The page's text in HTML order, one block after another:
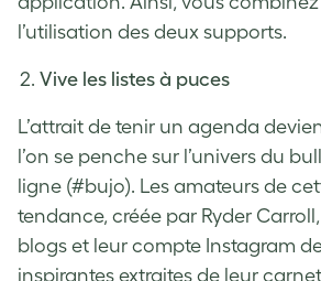
l’utilisation des deux supports.
Vive les listes à puces
L’attrait de tenir un agenda
l’on se penche sur l’univers du
ligne (#bujo). Les amateurs de
tendance, créée par Ryder Carroll
blogs et leur compte Instagram
inspirantes extraites de leur